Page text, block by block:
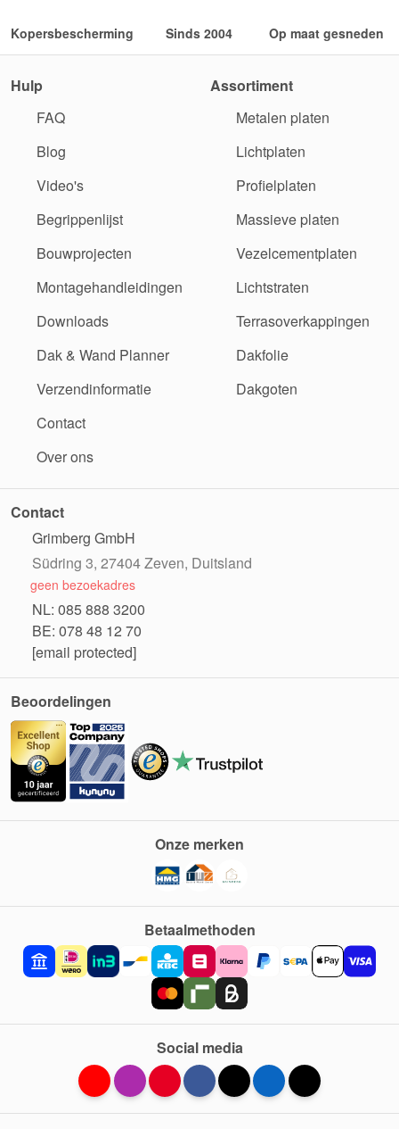
Kopersbescherming Sinds 2004 Op maat gesneden
Hulp
FAQ
Blog
Video's
Begrippenlijst
Bouwprojecten
Montagehandleidingen
Downloads
Dak & Wand Planner
Verzendinformatie
Contact
Over ons
Assortiment
Metalen platen
Lichtplaten
Profielplaten
Massieve platen
Vezelcementplaten
Lichtstraten
Terrasoverkappingen
Dakfolie
Dakgoten
Contact
Grimberg GmbH
Südring 3, 27404 Zeven, Duitsland
geen bezoekadres
NL: 085 888 3200
BE: 078 48 12 70
[email protected]
Beoordelingen
Betaalmethoden
Onze merken
Social media